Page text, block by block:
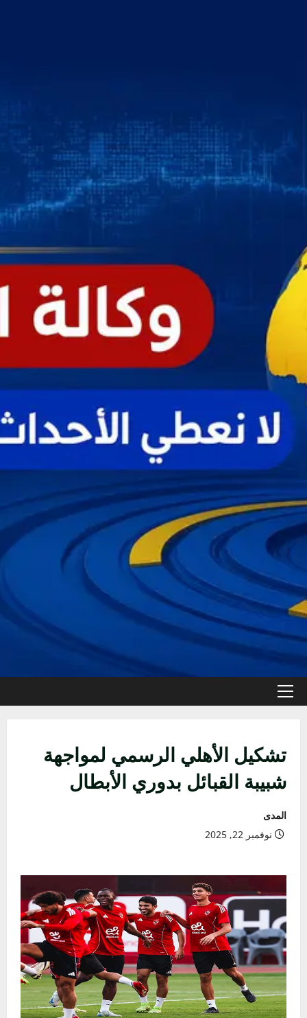
القائمة
تشكيل الأهلي الرسمي لمواجهة
شبيبة القبائل بدوري الأبطال
المدى
نوفمبر 22, 2025